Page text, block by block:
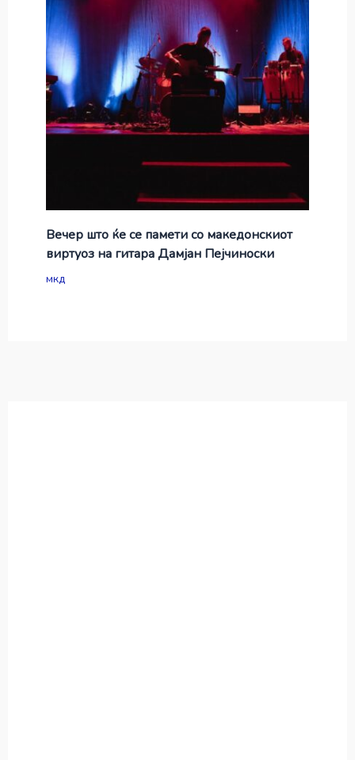
Вечер што ќе се памети со македонскиот
виртуоз на гитара Дамјан Пејчиноски
мкд